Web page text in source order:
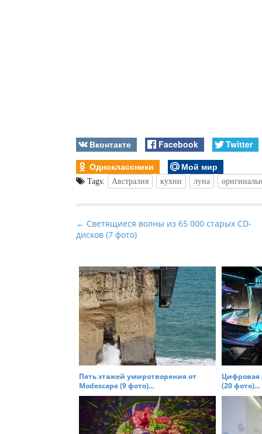
Вконтакте Facebook
Twitter
Одноклассники
Мой мир
Tags: Австралия кухни луна
P
o
t
n
a
v
g
a
o
← Светящиеся волны из 65 000 старых CD-
дисков (7 фото)
Пять этажей умиротворения от
Modescape (9 фото)...
Цифровая
(20 фото)...